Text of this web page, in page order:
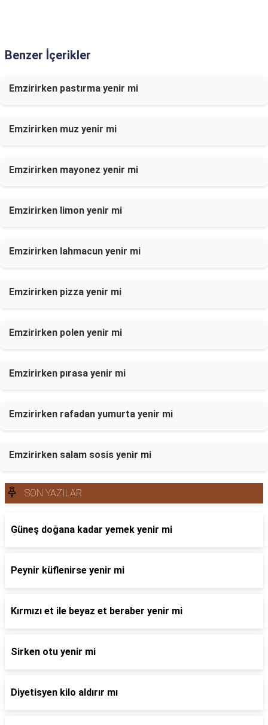
Benzer İçerikler
Emzirirken pastırma yenir mi
Emzirirken muz yenir mi
Emzirirken mayonez yenir mi
Emzirirken limon yenir mi
Emzirirken lahmacun yenir mi
Emzirirken pizza yenir mi
Emzirirken polen yenir mi
Emzirirken pırasa yenir mi
Emzirirken rafadan yumurta yenir mi
Emzirirken salam sosis yenir mi
SON YAZILAR
Güneş doğana kadar yemek yenir mi
Peynir küflenirse yenir mi
Kırmızı et ile beyaz et beraber yenir mi
Sirken otu yenir mi
Diyetisyen kilo aldırır mı